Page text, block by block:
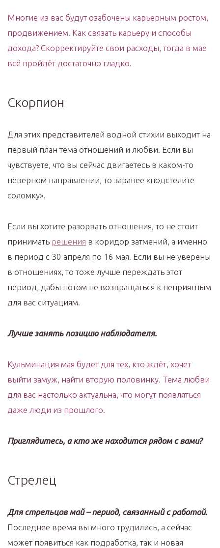
Многие из вас будут озабочены карьерным ростом,
продвижением. Как связать карьеру и способы
дохода? Скорректируйте свои расходы, тогда в мае
всё пройдёт достаточно гладко.
Скорпион
Для этих представителей водной стихии выходит на
первый план тема отношений и любви. Если вы
чувствуете, что вы сейчас двигаетесь в каком-то
неверном направлении, то заранее «подстелите
соломку».
Если вы хотите разорвать отношения, то не стоит
принимать решения в коридор затмений, а именно
в период с 30 апреля по 16 мая. Если вы не уверены
в отношениях, то тоже лучше переждать этот
период, дабы потом не возвращаться к неприятным
для вас ситуациям.
Лучше занять позицию наблюдателя.
Кульминация мая будет для тех, кто ждёт, хочет
выйти замуж, найти вторую половинку. Тема любви
для вас настолько актуальна, что могут появляться
даже люди из прошлого.
Приглядитесь, а кто же находится рядом с вами?
Стрелец
Для стрельцов май – период, связанный с работой.
Последнее время вы много трудились, а сейчас
может появиться как подработка, так и новая